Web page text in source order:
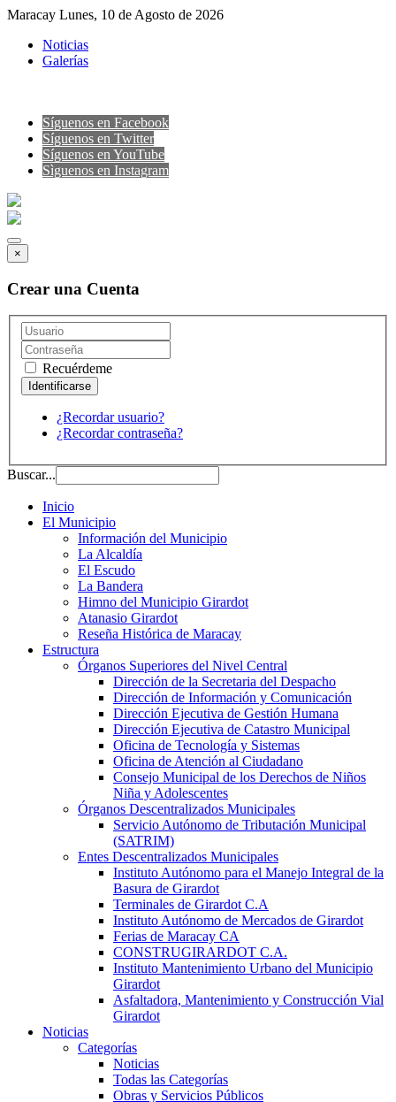
Maracay Lunes, 10 de Agosto de 2026
Noticias
Galerías
Síguenos en Facebook
Síguenos en Twitter
Síguenos en YouTube
Sìguenos en Instagram
×
Crear una Cuenta
Recuérdeme
¿Recordar usuario?
¿Recordar contraseña?
Buscar...
Inicio
El Municipio
Información del Municipio
La Alcaldía
El Escudo
La Bandera
Himno del Municipio Girardot
Atanasio Girardot
Reseña Histórica de Maracay
Estructura
Órganos Superiores del Nivel Central
Dirección de la Secretaria del Despacho
Dirección de Información y Comunicación
Dirección Ejecutiva de Gestión Humana
Dirección Ejecutiva de Catastro Municipal
Oficina de Tecnología y Sistemas
Oficina de Atención al Ciudadano
Consejo Municipal de los Derechos de Niños
Niña y Adolescentes
Órganos Descentralizados Municipales
Servicio Autónomo de Tributación Municipal
(SATRIM)
Entes Descentralizados Municipales
Instituto Autónomo para el Manejo Integral de la
Basura de Girardot
Terminales de Girardot C.A
Instituto Autónomo de Mercados de Girardot
Ferias de Maracay CA
CONSTRUGIRARDOT C.A.
Instituto Mantenimiento Urbano del Municipio
Girardot
Asfaltadora, Mantenimiento y Construcción Vial
Girardot
Noticias
Categorías
Noticias
Todas las Categorías
Obras y Servicios Públicos